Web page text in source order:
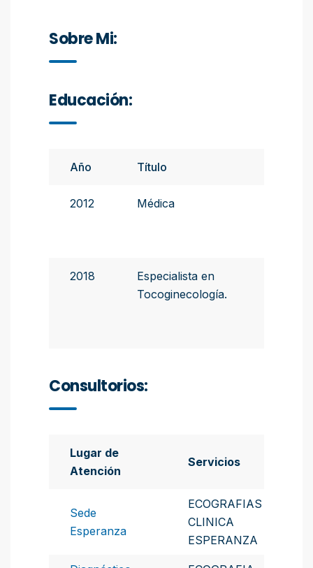
Sobre Mi:
Educación:
Año Título
2012 Médica
2018
Especialista en
Tocoginecología.
Consultorios:
Lugar de
Atención
Servicios
Sede
Esperanza
ECOGRAFIAS
CLINICA
ESPERANZA